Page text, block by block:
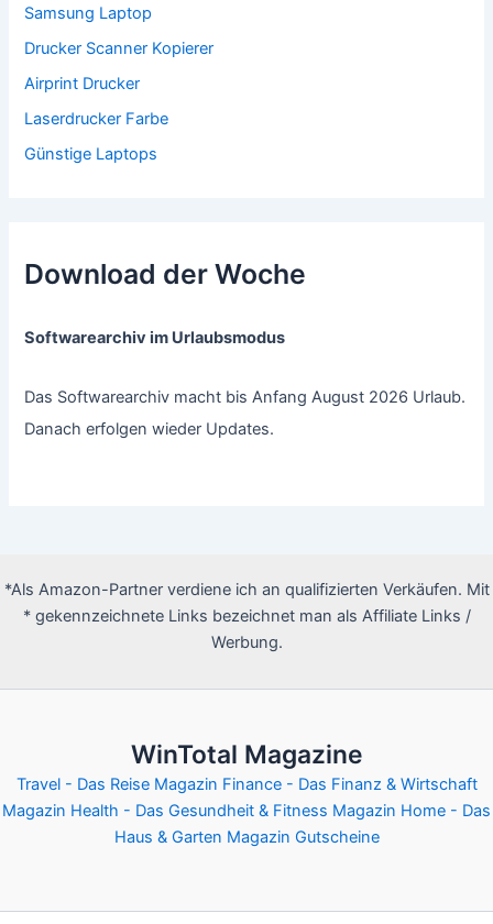
Samsung Laptop
Drucker Scanner Kopierer
Airprint Drucker
Laserdrucker Farbe
Günstige Laptops
Download der Woche
Softwarearchiv im Urlaubsmodus
Das Softwarearchiv macht bis Anfang August 2026 Urlaub.
Danach erfolgen wieder Updates.
*Als Amazon-Partner verdiene ich an qualifizierten Verkäufen. Mit
* gekennzeichnete Links bezeichnet man als Affiliate Links /
Werbung.
WinTotal Magazine
Travel - Das Reise Magazin Finance - Das Finanz & Wirtschaft
Magazin Health - Das Gesundheit & Fitness Magazin Home - Das
Haus & Garten Magazin Gutscheine